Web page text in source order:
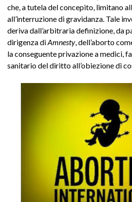
che, a tutela del concepito, limitano
all’interruzione di gravidanza. Tale
deriva dall’arbitraria definizione, da
dirigenza diAmnesty , dell’aborto
la conseguente privazione a medici,
sanitario del diritto all’obiezione di